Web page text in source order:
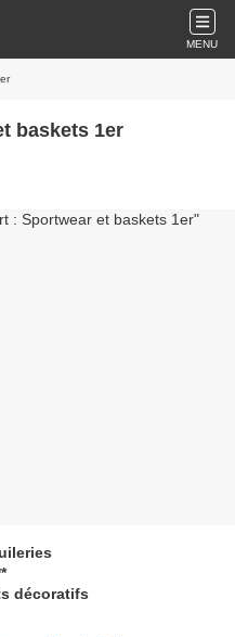
MENU
baskets 1er
décoratifs